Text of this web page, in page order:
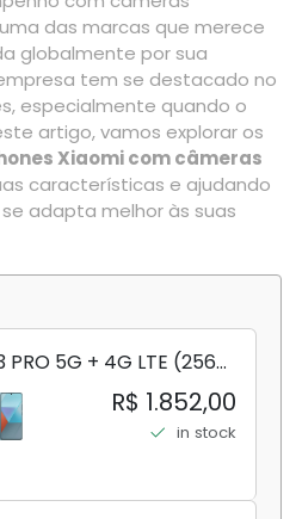
das marcas que merece
globalmente por sua
tem se destacado no
especialmente quando o
artigo, vamos explorar os
Xiaomi com câmeras
características e ajudando
adapta melhor às suas
5G + 4G LTE (256
(Mobile Mint Tello
duplo de carro
R$ 1.852,00
in stock